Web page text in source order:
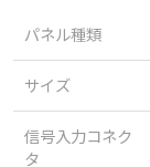
パネル種類
サイズ
信号入力コネク
タ